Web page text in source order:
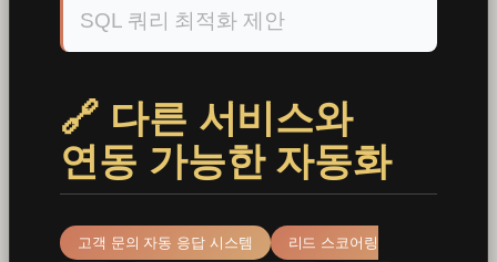
SQL 쿼리 최적화 제안
🔗 다른 서비스와
연동 가능한 자동화
고객 문의 자동 응답 시스템 리드 스코어링